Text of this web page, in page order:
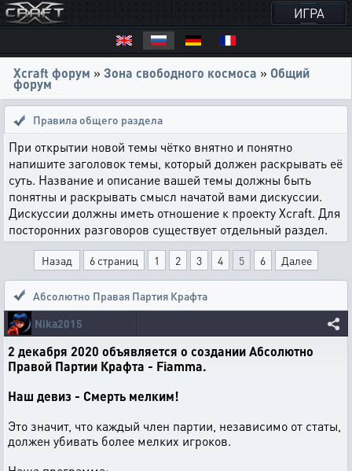
ИГРА
Xcraft форум » Зона свободного космоса » Общий
форум
Правила общего раздела
При открытии новой темы чётко внятно и понятно
напишите заголовок темы, который должен раскрывать её
суть. Название и описание вашей темы должны быть
понятны и раскрывать смысл начатой вами дискуссии.
Дискуссии должны иметь отношение к проекту Xcraft. Для
посторонних разговоров существует отдельный раздел.
Назад 6 страниц 1 2 3 4 5 6 Далее
Абсолютно Правая Партия Крафта
Nika2015
2 декабря 2020 объявляется о создании Абсолютно
Правой Партии Крафта - Fiamma.
Наш девиз - Смерть мелким!
Это значит, что каждый член партии, независимо от статы,
должен убивать более мелких игроков.